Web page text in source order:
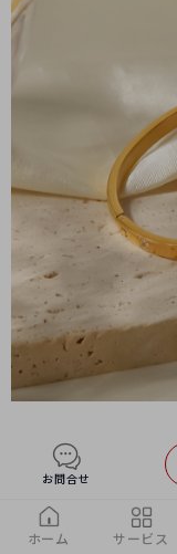
お問合せ
ホーム サービス